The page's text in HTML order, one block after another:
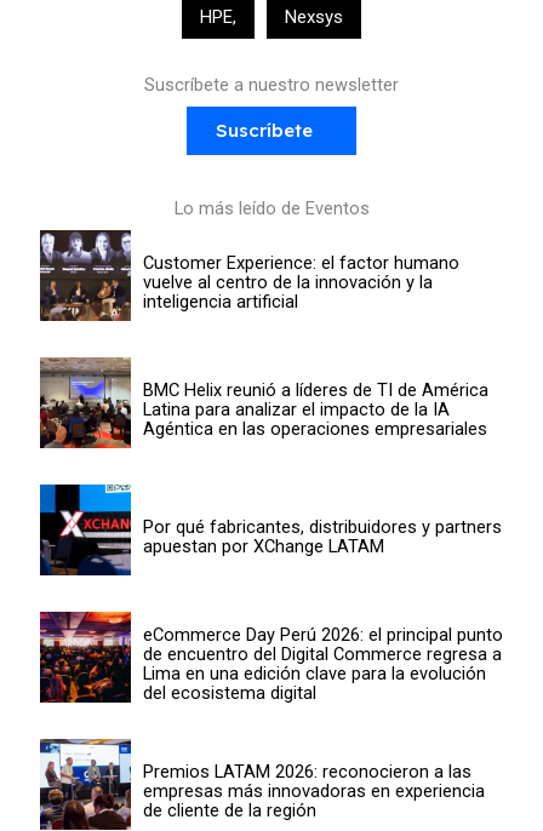
HPE, Nexsys
Suscríbete a nuestro newsletter
Suscríbete
Lo más leído de Eventos
Customer Experience: el factor humano
vuelve al centro de la innovación y la
inteligencia artificial
BMC Helix reunió a líderes de TI de América
Latina para analizar el impacto de la IA
Agéntica en las operaciones empresariales
Por qué fabricantes, distribuidores y partners
apuestan por XChange LATAM
eCommerce Day Perú 2026: el principal punto
de encuentro del Digital Commerce regresa a
Lima en una edición clave para la evolución
del ecosistema digital
Premios LATAM 2026: reconocieron a las
empresas más innovadoras en experiencia
de cliente de la región